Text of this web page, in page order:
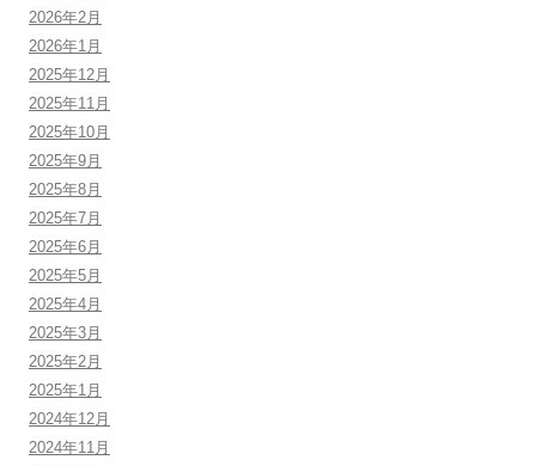
2026年2月
2026年1月
2025年12月
2025年11月
2025年10月
2025年9月
2025年8月
2025年7月
2025年6月
2025年5月
2025年4月
2025年3月
2025年2月
2025年1月
2024年12月
2024年11月